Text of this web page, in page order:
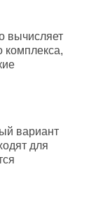
вычисляет
комплекса,
вариант
для